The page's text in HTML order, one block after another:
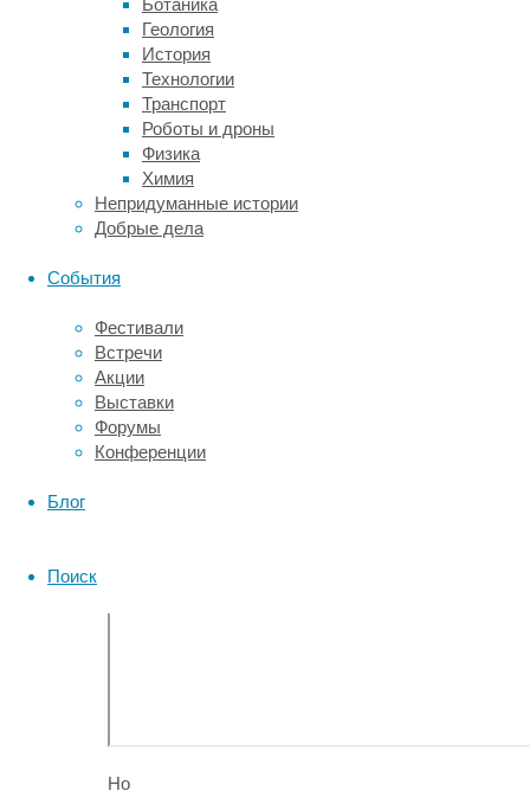
Ботаника
Геология
История
Технологии
Транспорт
Роботы и дроны
Физика
Химия
Непридуманные истории
Добрые дела
События
Фестивали
Встречи
Акции
Выставки
Форумы
Конференции
Блог
Поиск
морях
часто
можно
наблюдать,
сопровождают
других
рыб
—
на
видео.
Но